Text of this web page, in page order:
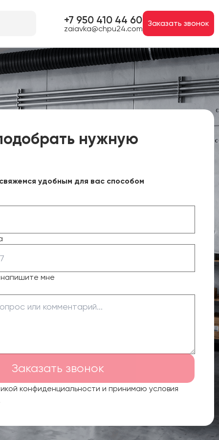
+7 950 410 44 60
zaiavka@chpu24.com
Заказать звонок
нужную
удобным для вас способом
напишите мне
Заказать звонок
конфиденциальности и принимаю условия